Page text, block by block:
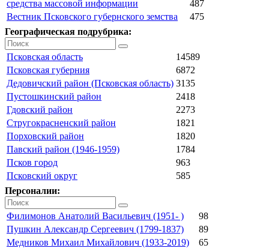
средства массовой информации
487
Вестник Псковского губернского земства
475
Географическая подрубрика:
Псковская область
14589
Псковская губерния
6872
Дедовичский район (Псковская область) 3135
Пустошкинский район
2418
Гдовский район
2273
Стругокрасненский район
1821
Порховский район
1820
Павский район (1946-1959)
1784
Псков город
963
Псковский округ
585
Персоналии:
Филимонов Анатолий Васильевич (1951- )
98
Пушкин Александр Сергеевич (1799-1837)
89
Медников Михаил Михайлович (1933-2019)
65